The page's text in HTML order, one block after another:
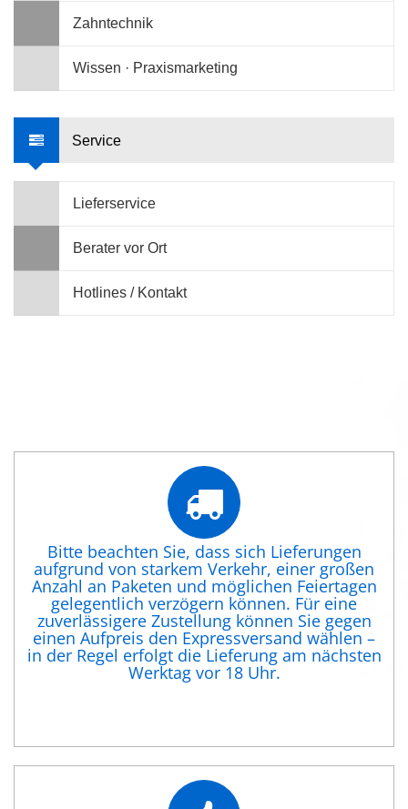
Zahntechnik
Wissen · Praxismarketing
Service
Lieferservice
Berater vor Ort
Hotlines / Kontakt
Bitte beachten Sie, dass sich Lieferungen
aufgrund von starkem Verkehr, einer großen
Anzahl an Paketen und möglichen Feiertagen
gelegentlich verzögern können. Für eine
zuverlässigere Zustellung können Sie gegen
einen Aufpreis den Expressversand wählen –
in der Regel erfolgt die Lieferung am nächsten
Werktag vor 18 Uhr.